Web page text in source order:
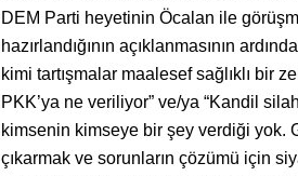
DEM Parti heyetinin Öcalan ile
hazırlandığının açıklanmasının
kimi tartışmalar maalesef sağlıklı bir
PKK’ya ne veriliyor” ve/ya “Kandil
kimsenin kimseye bir şey verdiği yok.
çıkarmak ve sorunların çözümü için